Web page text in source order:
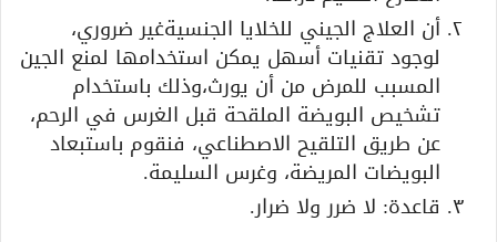
أن العلاج الجيني للخلايا الجنسيةغير ضروري،
لوجود تقنيات أسهل يمكن استخدامها لمنع الجين
المسبب للمرض من أن يورث،وذلك باستخدام
تشخيص البويضة الملقحة قبل الغرس في الرحم،
عن طريق التلقيح الاصطناعي، فنقوم باستبعاد
البويضات المريضة، وغرس السليمة.
قاعدة: لا ضرر ولا ضرار.